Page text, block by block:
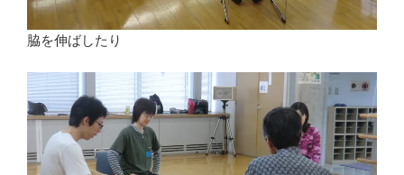
脇を伸ばしたり